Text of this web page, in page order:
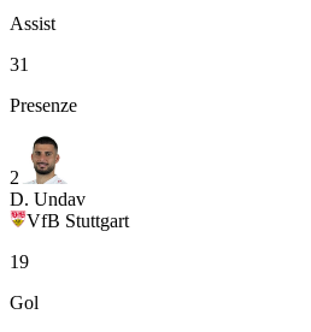
Assist
31
Presenze
2
D. Undav
VfB Stuttgart
19
Gol